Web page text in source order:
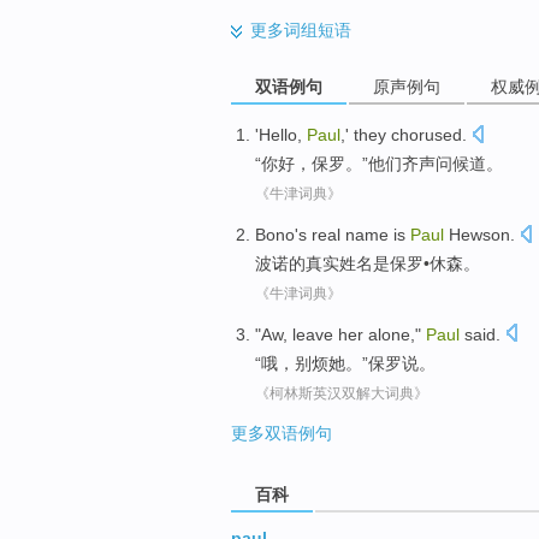
更多词组短语
双语例句 原声例句 权威
'Hello Paul ,' they chorused
“你好 ， 保罗。”他们齐声问候道。
《牛津词典》
Bono's real name is Paul Hewson
波诺的真实姓名是保罗•休森。
《牛津词典》
"Aw, leave her alone," Paul said
“哦 ， 别烦她。”保罗说。
《柯林斯英汉双解大词典》
更多双语例句
百科